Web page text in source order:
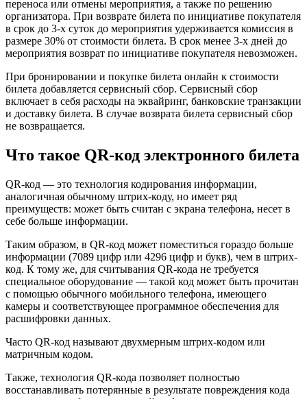
переноса или отмены мероприятия, а также по решению
организатора. При возврате билета по инициативе покупателя
в срок до 3-х суток до мероприятия удерживается комиссия в
размере 30% от стоимости билета. В срок менее 3-х дней до
мероприятия возврат по инициативе покупателя невозможен.
При бронировании и покупке билета онлайн к стоимости
билета добавляется сервисный сбор. Сервисный сбор
включает в себя расходы на эквайринг, банковские транзакции
и доставку билета. В случае возврата билета сервисный сбор
не возвращается.
Что такое QR-код электронного билета
QR-код — это технология кодирования информации,
аналогичная обычному штрих-коду, но имеет ряд
преимуществ: может быть считан с экрана телефона, несет в
себе больше информации.
Таким образом, в QR-код может поместиться гораздо больше
информации (7089 цифр или 4296 цифр и букв), чем в штрих-
код. К тому же, для считывания QR-кода не требуется
специальное оборудование — такой код может быть прочитан
с помощью обычного мобильного телефона, имеющего
камеры и соответствующее программное обеспечения для
расшифровки данных.
Часто QR-код называют двухмерным штрих-кодом или
матричным кодом.
Также, технология QR-кода позволяет полностью
восстанавливать потерянные в результате повреждения кода